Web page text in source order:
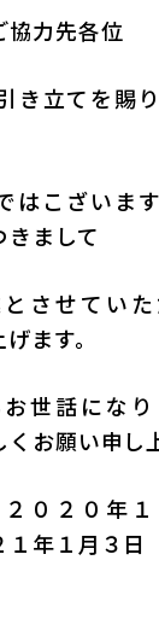
協力先各位
き立てを賜
はこざいま
まして
させてい
ます。
世話にな
お願い申し
０２０年１
１年１月３日